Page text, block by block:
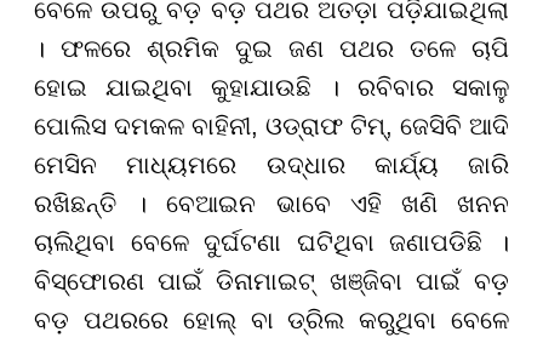
ବେଳେ ଉପରୁ ବଡ଼ ବଡ଼ ପଥର ଅତଡ଼ା ପଡ଼ିଯାଇଥିଲା
। ଫଳରେ ଶ୍ରମିକ ଦୁଇ ଜଣ ପଥର ତଳେ ଚାପି
ହୋଇ ଯାଇଥିବା କୁହାଯାଉଛି । ରବିବାର ସକାଳୁ
ପୋଲିସ ଦମକଳ ବାହିନୀ, ଓଡ୍ରାଫ ଟିମ୍, ଜେସିବି ଆଦି
ମେସିନ ମାଧ୍ୟମରେ ଉଦ୍ଧାର କାର୍ଯ୍ୟ ଜାରି
ରଖିଛନ୍ତି । ବେଆଇନ ଭାବେ ଏହି ଖଣି ଖନନ
ଚାଲିଥିବା ବେଳେ ଦୁର୍ଘଟଣା ଘଟିଥିବା ଜଣାପଡିଛି ।
ବିସ୍ଫୋରଣ ପାଇଁ ଡିନାମାଇଟ୍ ଖଞ୍ଜିବା ପାଇଁ ବଡ଼
ବଡ଼ ପଥରରେ ହୋଲ୍ ବା ଡ୍ରିଲ କରୁଥିବା ବେଳେ